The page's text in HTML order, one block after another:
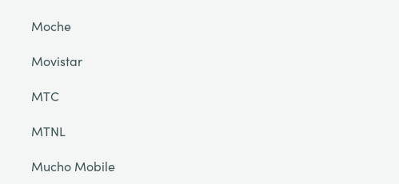
Moche
Movistar
MTC
MTNL
Mucho Mobile